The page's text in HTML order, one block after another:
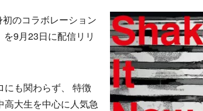
のコラボレーション
9月23日に配信リリ
も関わらず、 特徴
高大生を中心に人気急